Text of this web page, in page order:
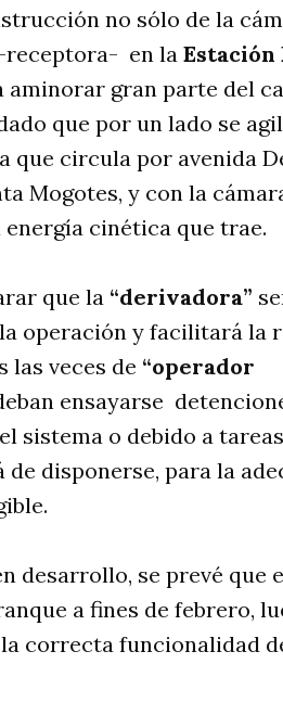
no sólo de la
en la Estación
aminorar gran parte del
que por un lado se
circula por avenida
Mogotes, y con la
cinética que trae.
que la “derivadora”
operación y facilitará la
las veces de “operador
ensayarse
sistema o debido a
disponerse, para la
desarrollo, se prevé que
a fines de febrero,
correcta funcionalidad